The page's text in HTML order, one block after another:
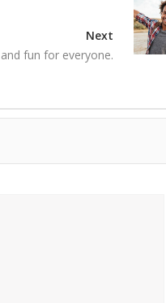
Next
fun for everyone.